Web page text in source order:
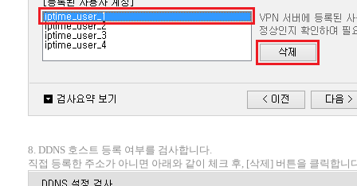
8. DDNS 호스트 등록 여부를 검사합니다.
직접 등록한 주소가 아니면 아래와 같이 체크 후, [삭제] 버튼을 클릭합니